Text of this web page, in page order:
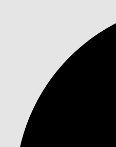
Sie befinden sich hier: